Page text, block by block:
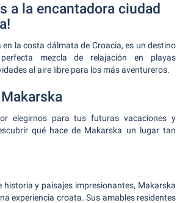
a la encantadora ciudad
en la costa dálmata de Croacia, es un destino
mezcla de relajación en playas
al aire libre para los más aventureros.
elegirnos para tus futuras vacaciones y
qué hace de Makarska un lugar tan
historia y paisajes impresionantes, Makarska
experiencia croata. Sus amables residentes